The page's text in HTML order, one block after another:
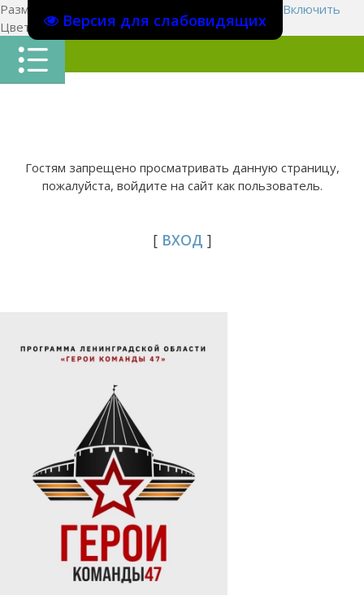
Версия для слабовидящих
Размер шрифта:
Включить
Цвет сайтаЦ Ц Ц Х
Гостям запрещено просматривать данную страницу,
пожалуйста, войдите на сайт как пользователь.
[ ВХОД ]